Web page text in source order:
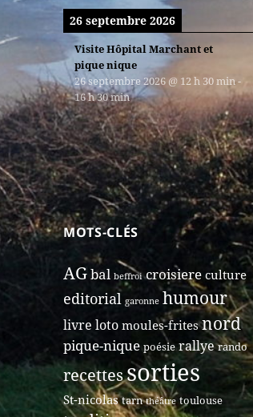
26 septembre 2026
Visite Hôpital Marchant et
pique nique
26 septembre 2026 @ 12 h 30 min-
16 h 30 min
MOTS-CLÉS
AGbal beffroi croisiereculture
editorial garonne humour
livre lotomoules-fritesnord
pique-nique poésie rallye rando
recettessorties
St-nicolas tarn théâtre toulouse